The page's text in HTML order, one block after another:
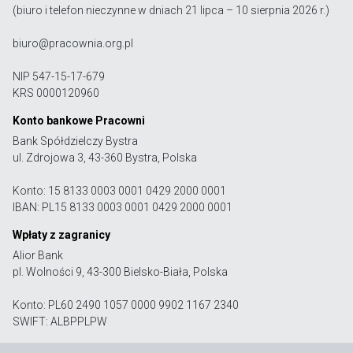
(biuro i telefon nieczynne w dniach 21 lipca – 10 sierpnia 2026 r.)
biuro@pracownia.org.pl
NIP 547-15-17-679
KRS 0000120960
Konto bankowe Pracowni
Bank Spółdzielczy Bystra
ul. Zdrojowa 3, 43-360 Bystra, Polska
Konto: 15 8133 0003 0001 0429 2000 0001
IBAN: PL15 8133 0003 0001 0429 2000 0001
Wpłaty z zagranicy
Alior Bank
pl. Wolności 9, 43-300 Bielsko-Biała, Polska
Konto: PL60 2490 1057 0000 9902 1167 2340
SWIFT: ALBPPLPW